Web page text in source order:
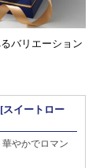
バリエーション
スイートロー
やかでロマン